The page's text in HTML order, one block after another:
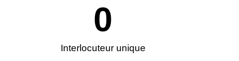
Interlocuteur unique
0